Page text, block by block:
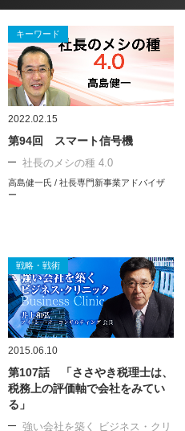
キーワード
2022.02.15
第94回 スマート信号機
社長のメシの種 4.0
高島健一氏 / 社長専門新事業アドバイザ
ー
戦略・戦術
2015.06.10
第107話 「ささやき税理士は、
税務上の評価軸で会社をみてい
る」
強い会社を築く ビジネス・クリ